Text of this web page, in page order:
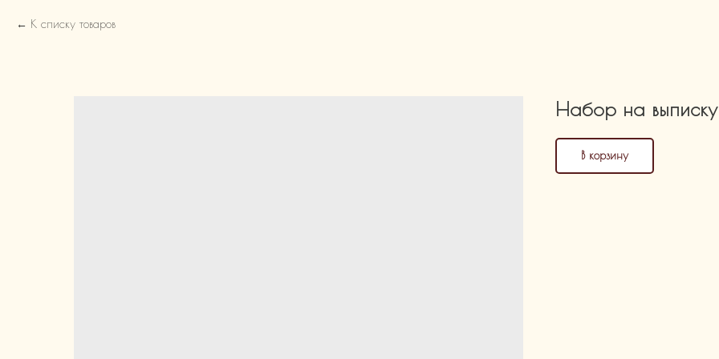
К списку товаров
Набор на
В корзину